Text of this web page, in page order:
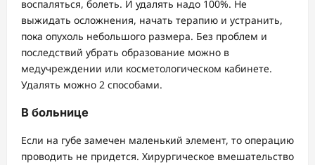
воспаляться, болеть. И удалять надо 100%. Не
выжидать осложнения, начать терапию и устранить,
пока опухоль небольшого размера. Без проблем и
последствий убрать образование можно в
медучреждении или косметологическом кабинете.
Удалять можно 2 способами.
В больнице
Если на губе замечен маленький элемент, то операцию
проводить не придется. Хирургическое вмешательство